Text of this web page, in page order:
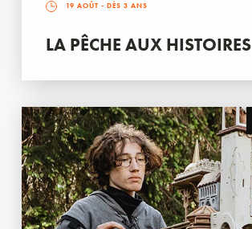
19 AOÛT - DÈS 3 ANS
LA PÊCHE AUX HISTOIRES